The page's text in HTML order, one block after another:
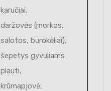
karučiai,
daržovės (morkos,
salotos, burokėliai),
šepetys gyvuliams
plauti,
krūmapjovė,